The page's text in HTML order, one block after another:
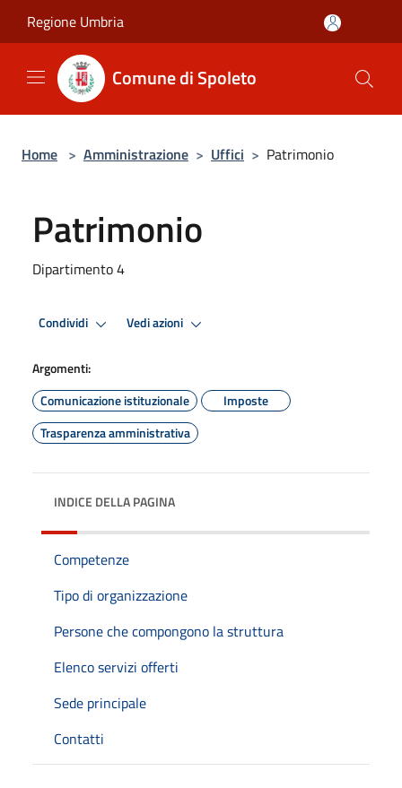
Regione Umbria
Comune di Spoleto
Home > Amministrazione > Uffici > Patrimonio
Patrimonio
Dipartimento 4
Condividi Vedi azioni
Argomenti:
Comunicazione istituzionale
Imposte
Trasparenza amministrativa
INDICE DELLA PAGINA
Competenze
Tipo di organizzazione
Persone che compongono la struttura
Elenco servizi offerti
Sede principale
Contatti